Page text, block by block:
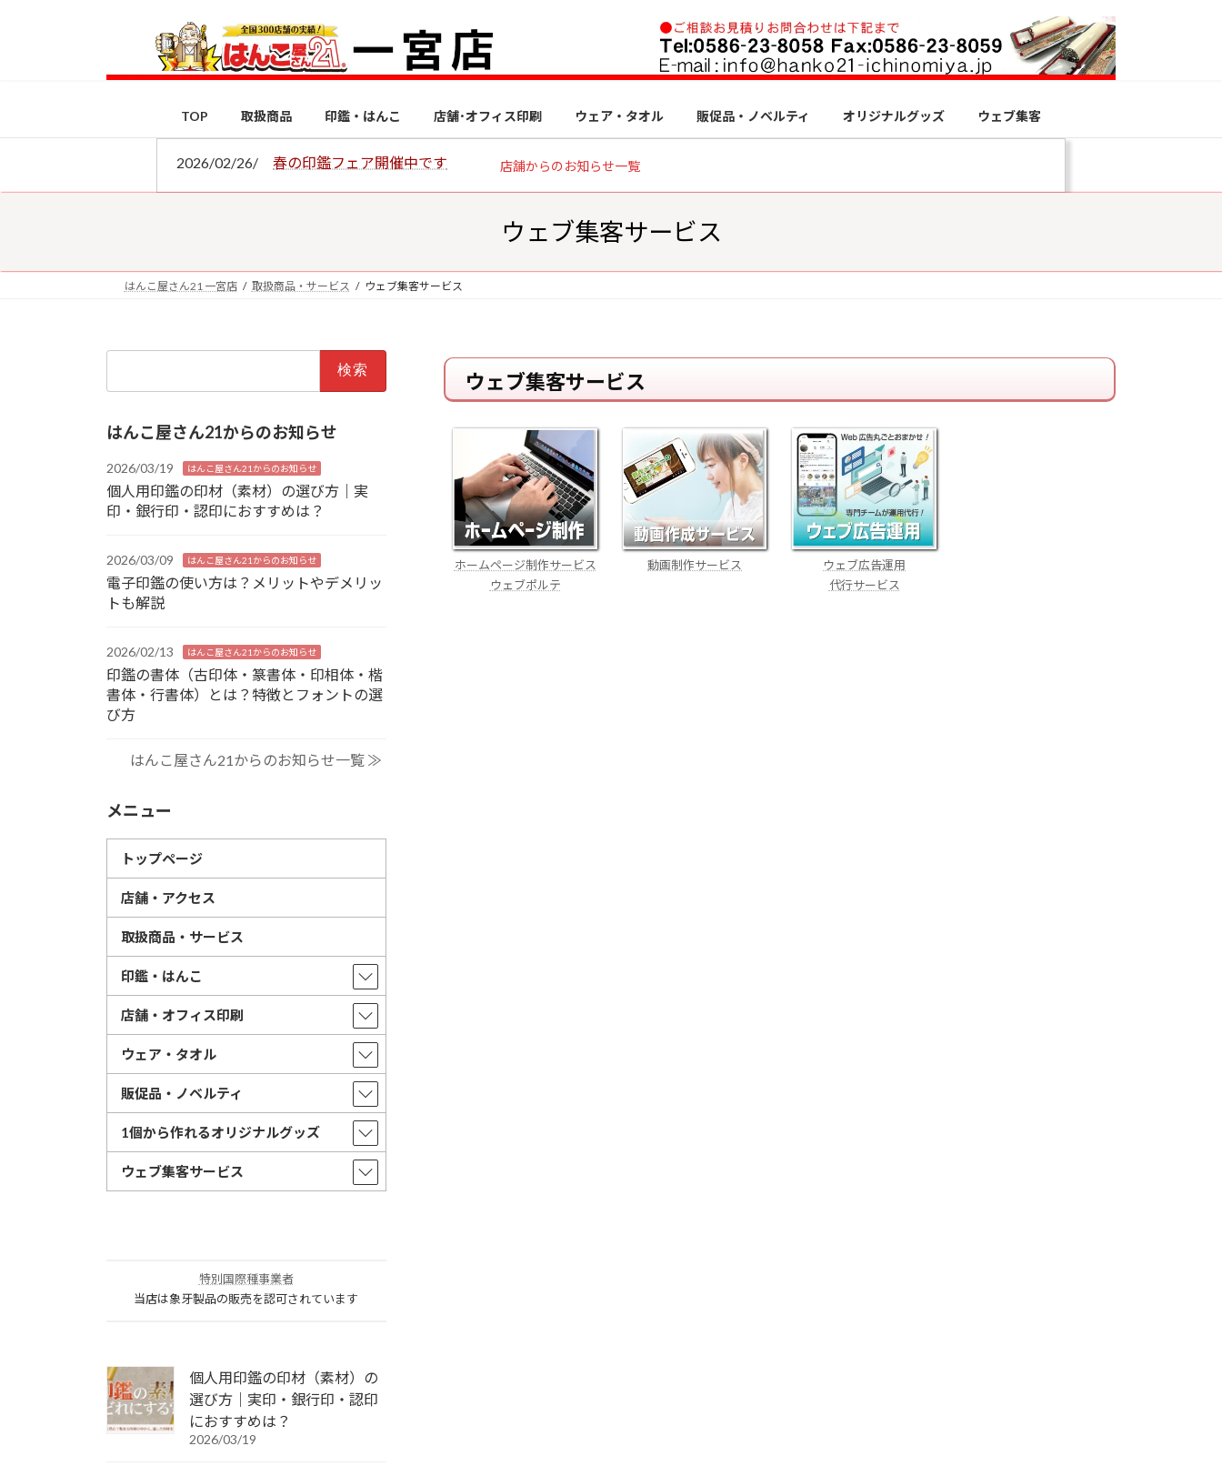
ス
ン
TOP 取扱商品 印鑑・はんこ 店舗･オフィス印刷 ウェア・タオル 販促品・ノベルティ オリジナルグッズ ウェブ集客
2026/02/26/ 春の印鑑フェア開催中です 店舗からのお知らせ一覧
ウェブ集客サービス
はんこ屋さん21 一宮店 取扱商品・サービス ウェブ集客サービス
ウェブ集客サービス
ホームページ制作サービス
ウェブポルテ
動画制作サービス
ウェブ広告運用
代行サービス
はんこ屋さん21からのお知らせ
2026/03/19 はんこ屋さん21からのお知らせ
個人用印鑑の印材（素材）の選び方｜実
印・銀行印・認印におすすめは？
2026/03/09 はんこ屋さん21からのお知らせ
電子印鑑の使い方は？メリットやデメリッ
トも解説
2026/02/13 はんこ屋さん21からのお知らせ
印鑑の書体（古印体・篆書体・印相体・楷
書体・行書体）とは？特徴とフォントの選
び方
はんこ屋さん21からのお知らせ一覧 ≫
メニュー
トップページ
店舗・アクセス
取扱商品・サービス
印鑑・はんこ
店舗・オフィス印刷
ウェア・タオル
販促品・ノベルティ
1個から作れるオリジナルグッズ
ウェブ集客サービス
特別国際種事業者
当店は象牙製品の販売を認可されています
個人用印鑑の印材（素材）の
選び方｜実印・銀行印・認印
におすすめは？
2026/03/19